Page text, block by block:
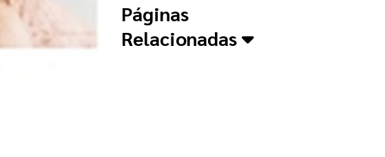
Páginas
Relacionadas